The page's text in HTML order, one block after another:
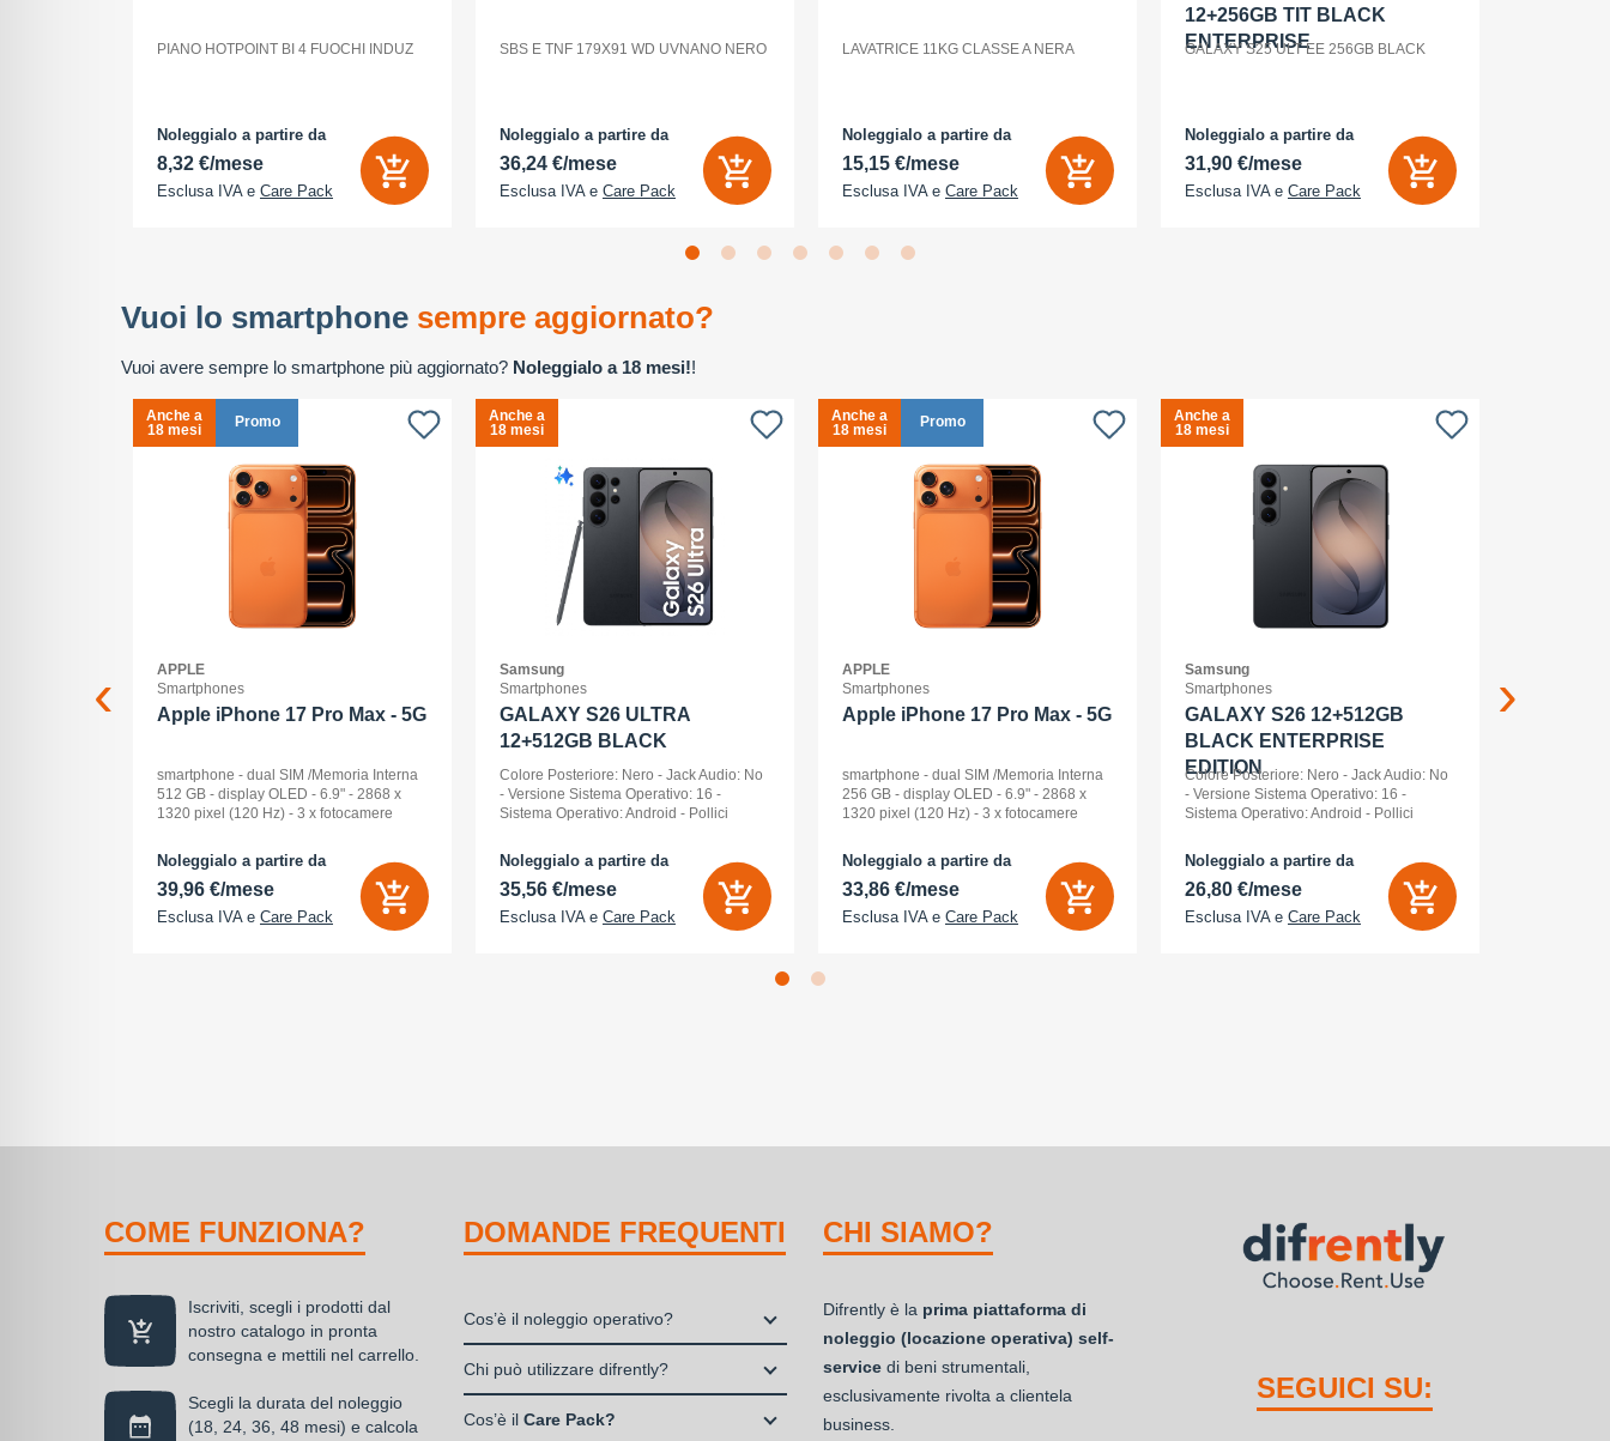
PIANO HOTPOINT BI 4 FUOCHI INDUZ
Noleggialo a partire da
8,32 €/mese
Esclusa IVA e Care Pack
SBS E TNF 179X91 WD UVNANO NERO
Noleggialo a partire da
36,24 €/mese
Esclusa IVA e Care Pack
LAVATRICE 11KG CLASSE A NERA
Noleggialo a partire da
15,15 €/mese
Esclusa IVA e Care Pack
12+256GB TIT BLACK
ENTERPRISE
GALAXY S25 ULT EE 256GB BLACK
Noleggialo a partire da
31,90 €/mese
Esclusa IVA e Care Pack
Vuoi lo smartphone sempre aggiornato?
Vuoi avere sempre lo smartphone più aggiornato? Noleggialo a 18 mesi!!
Anche a
18 mesi
Promo
APPLE
Smartphones
Apple iPhone 17 Pro Max - 5G
smartphone - dual SIM /Memoria Interna
512 GB - display OLED - 6.9" - 2868 x
1320 pixel (120 Hz) - 3 x fotocamere
camera 18 Megapixel - arancione
cosmico
Noleggialo a partire da
39,96 €/mese
Esclusa IVA e Care Pack
Anche a
18 mesi
Samsung
Smartphones
GALAXY S26 ULTRA
12+512GB BLACK
Colore Posteriore: Nero - Jack Audio: No
- Versione Sistema Operativo: 16 -
Sistema Operativo: Android - Pollici
AMOLED 2x - Memoria Interna (ROM):
512 GB - Espandibile fino a: 0 GB - Dual
Noleggialo a partire da
35,56 €/mese
Esclusa IVA e Care Pack
Anche a
18 mesi
Promo
APPLE
Smartphones
Apple iPhone 17 Pro Max - 5G
smartphone - dual SIM /Memoria Interna
256 GB - display OLED - 6.9" - 2868 x
1320 pixel (120 Hz) - 3 x fotocamere
camera 18 Megapixel - arancione
cosmico
Noleggialo a partire da
33,86 €/mese
Esclusa IVA e Care Pack
Anche a
18 mesi
Samsung
Smartphones
GALAXY S26 12+512GB
BLACK ENTERPRISE
EDITION
Colore Posteriore: Nero - Jack Audio: No
- Versione Sistema Operativo: 16 -
Sistema Operativo: Android - Pollici
- Memoria Interna (ROM): 512 GB -
Espandibile fino a: 0 GB - Dual Sim: Sì
Noleggialo a partire da
26,80 €/mese
Esclusa IVA e Care Pack
COME FUNZIONA?
Iscriviti, scegli i prodotti dal
nostro catalogo in pronta
consegna e mettili nel carrello.
Scegli la durata del noleggio
(18, 24, 36, 48 mesi) e calcola
DOMANDE FREQUENTI
Cos’è il noleggio operativo?
Il noleggio, o locazione operativa, è una
disponibilità di un bene strumentale utile
Chi può utilizzare difrently?
Liberi Professionisti e Studi Associati
Cos’è il Care Pack?
CHI SIAMO?
Difrently è la prima piattaforma di
noleggio (locazione operativa) self-
service di beni strumentali,
esclusivamente rivolta a clientela
business.
SEGUICI SU: